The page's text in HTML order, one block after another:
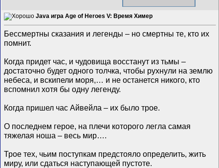
Java игра Age of Heroes V: Время Химер
Бессмертны сказания и легенды – но смертны те, кто их
помнит.
Когда придет час, и чудовища восстанут из тьмы –
достаточно будет одного толчка, чтобы рухнули на землю
небеса, и вскипели моря,… и не останется никого, кто
вспомнил хотя бы одну легенду.
Когда пришел час Айвейла – их было трое.
О последнем герое, на плечи которого легла самая
тяжелая ноша – весь мир….
Трое тех, чьим поступкам предстояло определить, жить
миру, или сдаться наступающей пустоте.